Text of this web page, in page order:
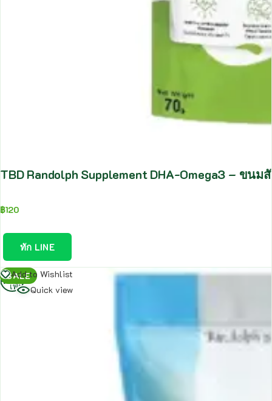
TBD Randolph Supplement DHA-Omega3 – ข
฿120
ทัก LINE
SALE
Add to Wishlist
Quick view
อ่าน
เพิ่ม